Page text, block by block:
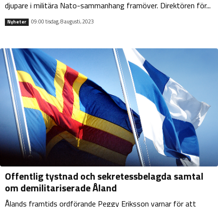
djupare i militära Nato-sammanhang framöver. Direktören för...
Nyheter 09:00 tisdag, 8 augusti, 2023
Offentlig tystnad och sekretessbelagda samtal
om demilitariserade Åland
Ålands framtids ordförande Peggy Eriksson varnar för att